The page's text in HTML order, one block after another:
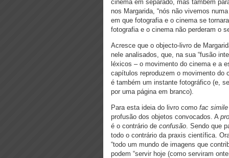
cinema em separado, mas também
nos Margarida, “nós não vivemos
em que fotografia e o cinema se
fotografia e o cinema não perderam o
Acresce que o objecto-livro de
nele analisados, que, na sua “fusão
léxicos – o movimento do cinema e a
capítulos reproduzem o movimento do
é também um instante fotográfico (e,
por uma página em branco).
Para esta ideia do livro como fac simile
profusão dos objetos convocados. A
é o contrário de confusão . Sendo que
todo o contrário da praxis científica.
“todo um mundo de imagens que
podem “servir hoje (como serviram